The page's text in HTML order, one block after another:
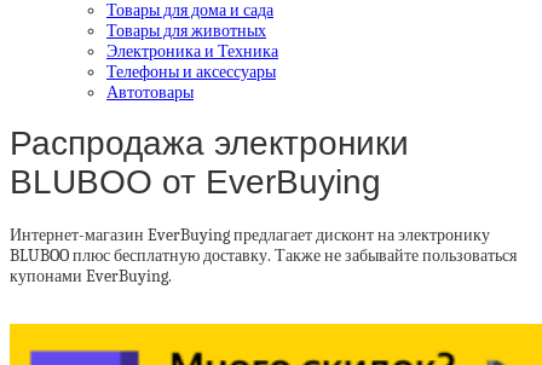
Товары для дома и сада
Товары для животных
Электроника и Техника
Телефоны и аксессуары
Автотовары
Распродажа электроники
BLUBOO от EverBuying
Интернет-магазин EverBuying предлагает дисконт на электронику
BLUBOO плюс бесплатную доставку. Также не забывайте пользоваться
купонами EverBuying.